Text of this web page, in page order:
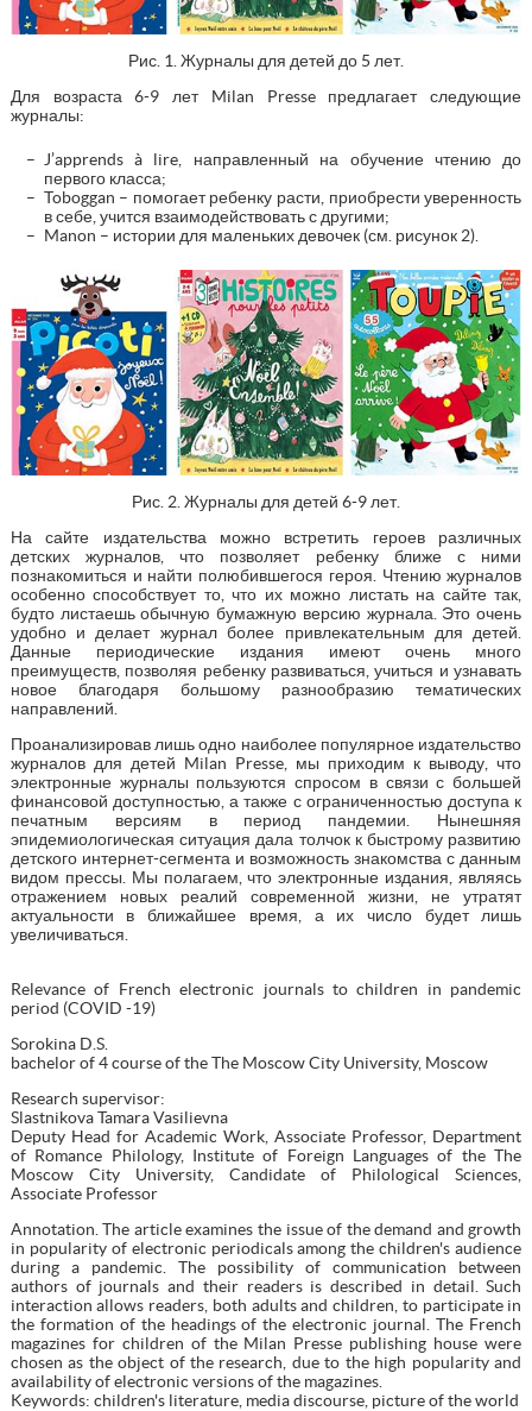
Рис. 1. Журналы для детей до 5 лет.
Для возраста 6-9 лет Milan Presse предлагает следующие
журналы:
J’apprends à lire, направленный на обучение чтению до
первого класса;
Toboggan – помогает ребенку расти, приобрести уверенность
в себе, учится взаимодействовать с другими;
Manon – истории для маленьких девочек (см. рисунок 2).
Рис. 2. Журналы для детей 6-9 лет.
На сайте издательства можно встретить героев различных
детских журналов, что позволяет ребенку ближе с ними
познакомиться и найти полюбившегося героя. Чтению журналов
особенно способствует то, что их можно листать на сайте так,
будто листаешь обычную бумажную версию журнала. Это очень
удобно и делает журнал более привлекательным для детей.
Данные периодические издания имеют очень много
преимуществ, позволяя ребенку развиваться, учиться и узнавать
новое благодаря большому разнообразию тематических
направлений.
Проанализировав лишь одно наиболее популярное издательство
журналов для детей Milan Presse, мы приходим к выводу, что
электронные журналы пользуются спросом в связи с большей
финансовой доступностью, а также с ограниченностью доступа к
печатным версиям в период пандемии. Нынешняя
эпидемиологическая ситуация дала толчок к быстрому развитию
детского интернет-сегмента и возможность знакомства с данным
видом прессы. Мы полагаем, что электронные издания, являясь
отражением новых реалий современной жизни, не утратят
актуальности в ближайшее время, а их число будет лишь
увеличиваться.
Relevance of French electronic journals to children in pandemic
period (COVID -19)
Sorokina D.S.
bachelor of 4 course of the The Moscow City University, Moscow
Research supervisor:
Slastnikova Tamara Vasilievna
Deputy Head for Academic Work, Associate Professor, Department
of Romance Philology, Institute of Foreign Languages of the The
Moscow City University, Candidate of Philological Sciences,
Associate Professor
Annotation. The article examines the issue of the demand and growth
in popularity of electronic periodicals among the children's audience
during a pandemic. The possibility of communication between
authors of journals and their readers is described in detail. Such
interaction allows readers, both adults and children, to participate in
the formation of the headings of the electronic journal. The French
magazines for children of the Milan Presse publishing house were
chosen as the object of the research, due to the high popularity and
availability of electronic versions of the magazines.
Keywords: children's literature, media discourse, picture of the world